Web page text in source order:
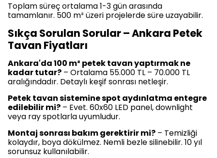
Toplam süreç ortalama 1-3 gün arasında
tamamlanır. 500 m² üzeri projelerde süre uzayabilir.
Sıkça Sorulan Sorular – Ankara Petek
Tavan Fiyatları
Ankara'da 100 m² petek tavan yaptırmak ne
kadar tutar? – Ortalama 55.000 TL – 70.000 TL
aralığındadır. Detaylı keşif sonrası netleşir.
Petek tavan sistemine spot aydınlatma entegre
edilebilir mi? – Evet. 60x60 LED panel, downlight
veya ray spotlarla uyumludur.
Montaj sonrası bakım gerektirir mi? – Temizliği
kolaydır, boya dökülmez. Nemli bezle silinebilir. 10 yıl
sorunsuz kullanılabilir.